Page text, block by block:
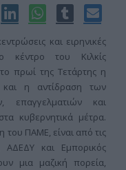
και ειρηνικές
κέντρο του Κιλκίς
πρωί της Τετάρτης η
και η αντίδραση των
επαγγελματιών και
κυβερνητικά μέτρα.
του ΠΑΜΕ, είναι από τις
ΑΔΕΔΥ και Εμπορικός
μια μαζική πορεία,